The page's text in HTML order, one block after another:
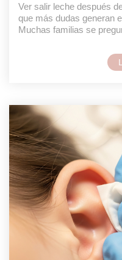
Ver salir leche después
que más dudas generan
Muchas familias se